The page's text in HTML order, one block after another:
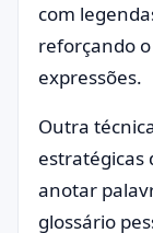
com
reforçando
expressões.
Outra
estratégicas
anotar
glossário